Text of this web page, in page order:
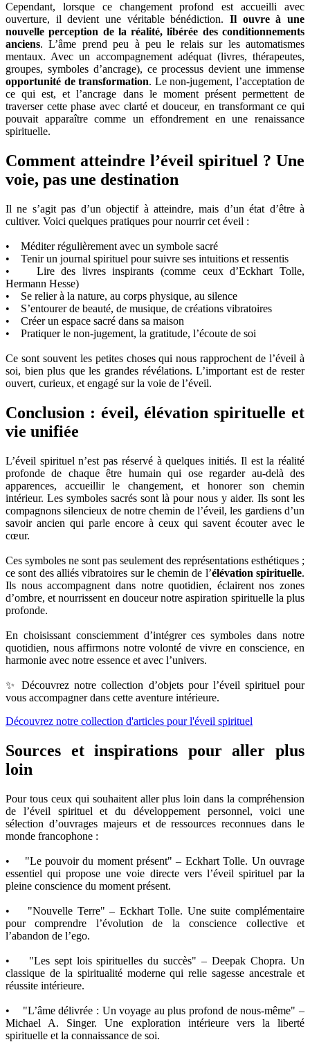
Cependant, lorsque ce changement profond est accueilli avec
ouverture, il devient une véritable bénédiction. Il ouvre à une
nouvelle perception de la réalité, libérée des conditionnements
anciens. L’âme prend peu à peu le relais sur les automatismes
mentaux. Avec un accompagnement adéquat (livres, thérapeutes,
groupes, symboles d’ancrage), ce processus devient une immense
opportunité de transformation. Le non-jugement, l’acceptation de
ce qui est, et l’ancrage dans le moment présent permettent de
traverser cette phase avec clarté et douceur, en transformant ce qui
pouvait apparaître comme un effondrement en une renaissance
spirituelle.
Comment atteindre l’éveil spirituel ? Une
voie, pas une destination
Il ne s’agit pas d’un objectif à atteindre, mais d’un état d’être à
cultiver. Voici quelques pratiques pour nourrir cet éveil :
• Méditer régulièrement avec un symbole sacré
• Tenir un journal spirituel pour suivre ses intuitions et ressentis
• Lire des livres inspirants (comme ceux d’Eckhart Tolle,
Hermann Hesse)
• Se relier à la nature, au corps physique, au silence
• S’entourer de beauté, de musique, de créations vibratoires
• Créer un espace sacré dans sa maison
• Pratiquer le non-jugement, la gratitude, l’écoute de soi
Ce sont souvent les petites choses qui nous rapprochent de l’éveil à
soi, bien plus que les grandes révélations. L’important est de rester
ouvert, curieux, et engagé sur la voie de l’éveil.
Conclusion : éveil, élévation spirituelle et
vie unifiée
L’éveil spirituel n’est pas réservé à quelques initiés. Il est la réalité
profonde de chaque être humain qui ose regarder au-delà des
apparences, accueillir le changement, et honorer son chemin
intérieur. Les symboles sacrés sont là pour nous y aider. Ils sont les
compagnons silencieux de notre chemin de l’éveil, les gardiens d’un
savoir ancien qui parle encore à ceux qui savent écouter avec le
cœur.
Ces symboles ne sont pas seulement des représentations esthétiques ;
ce sont des alliés vibratoires sur le chemin de l’élévation spirituelle.
Ils nous accompagnent dans notre quotidien, éclairent nos zones
d’ombre, et nourrissent en douceur notre aspiration spirituelle la plus
profonde.
En choisissant consciemment d’intégrer ces symboles dans notre
quotidien, nous affirmons notre volonté de vivre en conscience, en
harmonie avec notre essence et avec l’univers.
✨ Découvrez notre collection d’objets pour l’éveil spirituel pour
vous accompagner dans cette aventure intérieure.
Découvrez notre collection d'articles pour l'éveil spirituel
Sources et inspirations pour aller plus
loin
Pour tous ceux qui souhaitent aller plus loin dans la compréhension
de l’éveil spirituel et du développement personnel, voici une
sélection d’ouvrages majeurs et de ressources reconnues dans le
monde francophone :
• "Le pouvoir du moment présent" – Eckhart Tolle. Un ouvrage
essentiel qui propose une voie directe vers l’éveil spirituel par la
pleine conscience du moment présent.
• "Nouvelle Terre" – Eckhart Tolle. Une suite complémentaire
pour comprendre l’évolution de la conscience collective et
l’abandon de l’ego.
• "Les sept lois spirituelles du succès" – Deepak Chopra. Un
classique de la spiritualité moderne qui relie sagesse ancestrale et
réussite intérieure.
• "L’âme délivrée : Un voyage au plus profond de nous-même" –
Michael A. Singer. Une exploration intérieure vers la liberté
spirituelle et la connaissance de soi.